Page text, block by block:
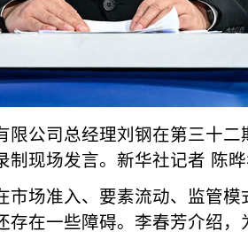
限公司总经理刘钢在第三十二
制现场发言。新华社记者 陈
市场准入、要素流动、监管
存在一些障碍。李春芳介绍